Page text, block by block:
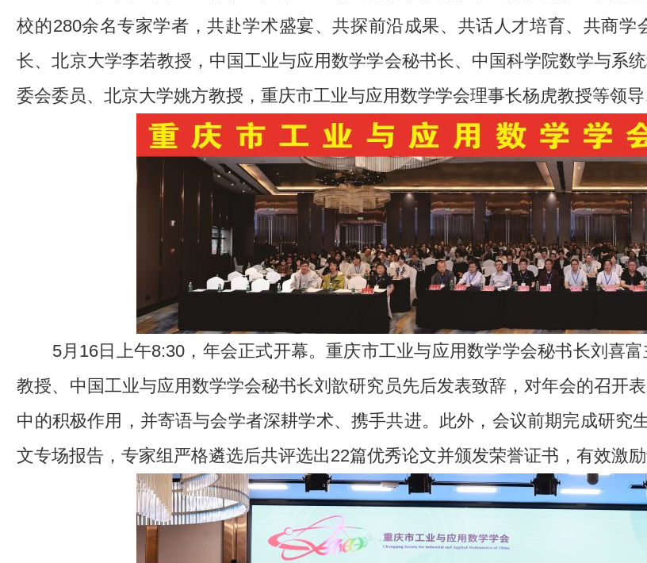
校的280余名专家学者，共赴学术盛宴、共探前沿成果、共话人才培育、共商
长、北京大学李若教授，中国工业与应用数学学会秘书长、中国科学院数学与系
委会委员、北京大学姚方教授，重庆市工业与应用数学学会理事长杨虎教授等领导
5月16日上午8:30，年会正式开幕。重庆市工业与应用数学学会秘书长刘喜
教授、中国工业与应用数学学会秘书长刘歆研究员先后发表致辞，对年会的召开
中的积极作用，并寄语与会学者深耕学术、携手共进。此外，会议前期完成研究
文专场报告，专家组严格遴选后共评选出22篇优秀论文并颁发荣誉证书，有效激